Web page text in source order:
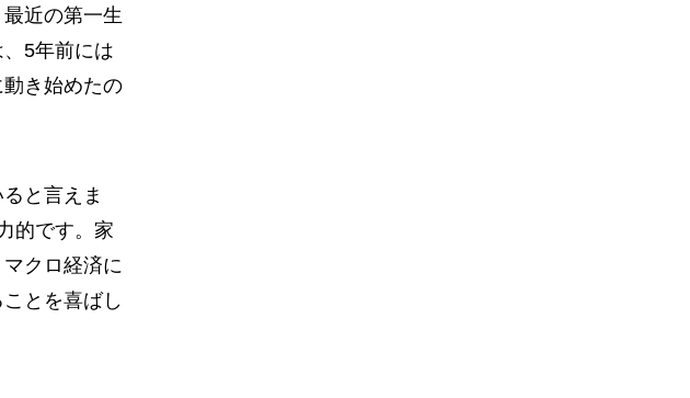
近の第一生
5年前には
き始めたの
と言えま
的です。家
クロ経済に
とを喜ばし